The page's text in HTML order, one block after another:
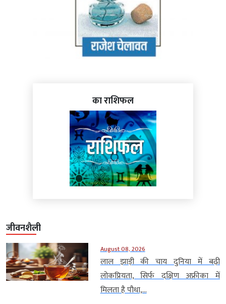
का राशिफल
जीवनशैली
August 08, 2026
लाल झाड़ी की चाय दुनिया में बढ़ी
लोकप्रियता, सिर्फ दक्षिण अफ्रीका में
मिलता है पौधा,...